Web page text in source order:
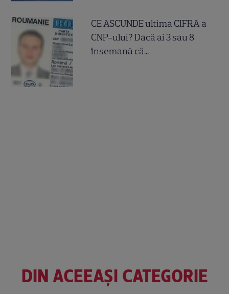
CE ASCUNDE ultima CIFRA a
CNP-ului? Dacă ai 3 sau 8
însemană că...
DIN ACEEAȘI CATEGORIE